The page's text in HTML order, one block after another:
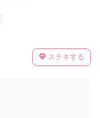
ステキする